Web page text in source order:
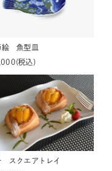
絵 魚型皿
税込
スクエアトレイ